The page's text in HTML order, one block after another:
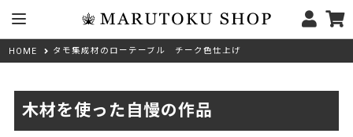
HOME タモ集成材のローテーブル チーク色仕上げ
木材を使った自慢の作品